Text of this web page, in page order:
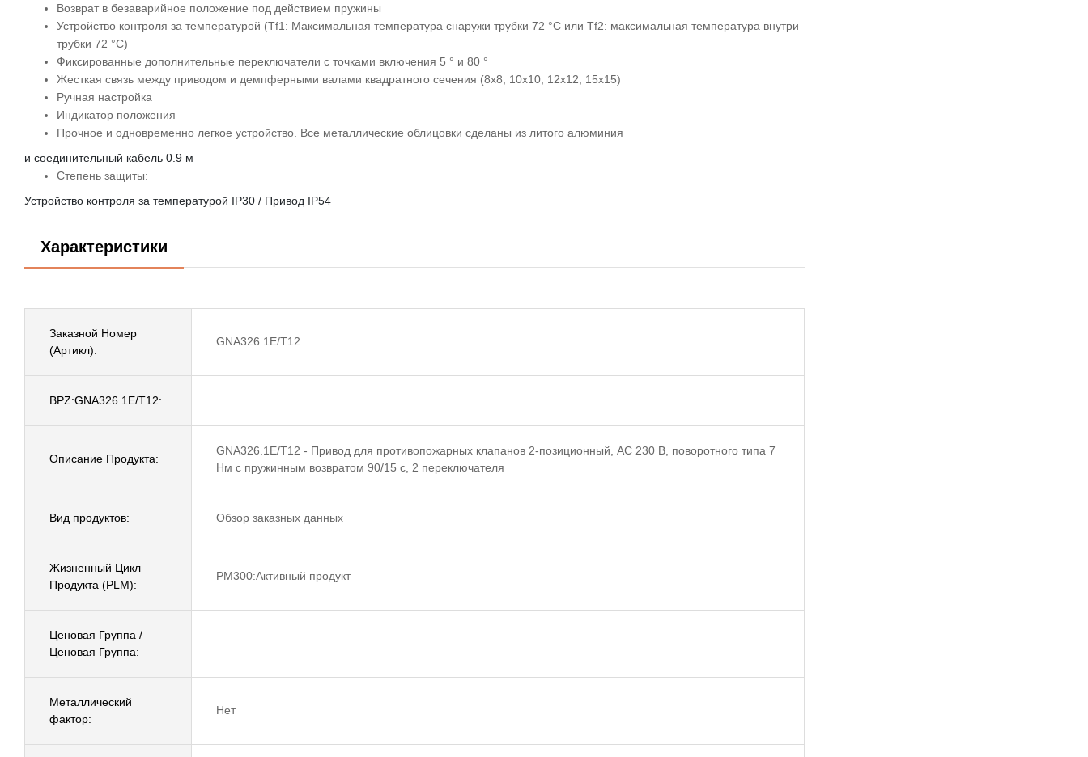
Возврат в безаварийное положение под действием пружины
Устройство контроля за температурой (Tf1: Максимальная температура снаружи трубки 72 °C или Tf2: максимальная температура внутри
трубки 72 °C)
Фиксированные дополнительные переключатели с точками включения 5 ° и 80 °
Жесткая связь между приводом и демпферными валами квадратного сечения (8x8, 10x10, 12x12, 15x15)
Ручная настройка
Индикатор положения
Прочное и одновременно легкое устройство. Все металлические облицовки сделаны из литого алюминия
и соединительный кабель 0.9 м
Степень защиты:
Устройство контроля за температурой IP30 / Привод IP54
Характеристики
Заказной Номер
(Артикл):
GNA326.1E/T12
BPZ:GNA326.1E/T12:
Описание Продукта:
GNA326.1E/T12 - Привод для противопожарных клапанов 2-позиционный, AC 230 В, поворотного типа 7
Нм с пружинным возвратом 90/15 с, 2 переключателя
Вид продуктов: Обзор заказных данных
Жизненный Цикл
Продукта (PLM):
PM300:Активный продукт
Ценовая Группа /
Ценовая Группа:
Металлический
фактор:
Нет